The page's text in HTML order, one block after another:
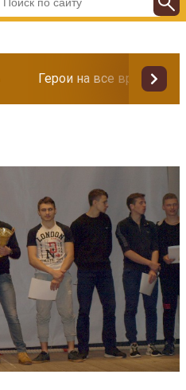
Герои на все времена